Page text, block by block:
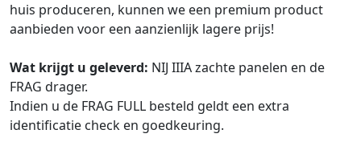
huis produceren, kunnen we een premium product
aanbieden voor een aanzienlijk lagere prijs!
Wat krijgt u geleverd: NIJ IIIA zachte panelen en de
FRAG drager.
Indien u de FRAG FULL besteld geldt een extra
identificatie check en goedkeuring.